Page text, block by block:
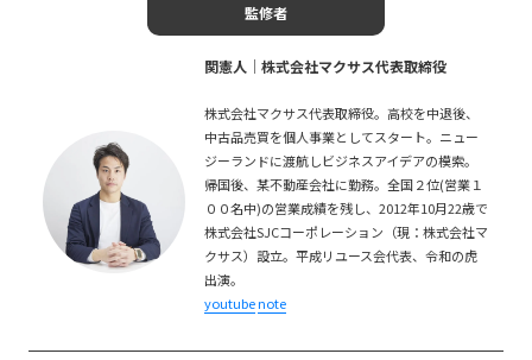
監修者
関憲人│株式会社マクサス代表取締役
株式会社マクサス代表取締役。高校を中退後、
中古品売買を個人事業としてスタート。ニュー
ジーランドに渡航しビジネスアイデアの模索。
帰国後、某不動産会社に勤務。全国２位(営業１
００名中)の営業成績を残し、2012年10月22歳で
株式会社SJCコーポレーション（現：株式会社マ
クサス）設立。平成リユース会代表、令和の虎
出演。
youtubenote